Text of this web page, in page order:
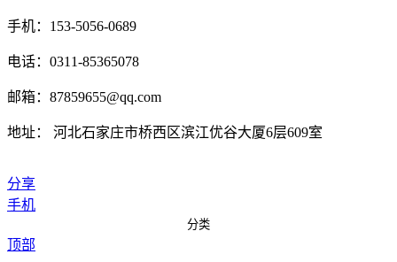
手机：153-5056-0689
电话：0311-85365078
邮箱：87859655@qq.com
地址： 河北石家庄市桥西区滨江优谷大厦6层609室
分享
手机
分类
顶部